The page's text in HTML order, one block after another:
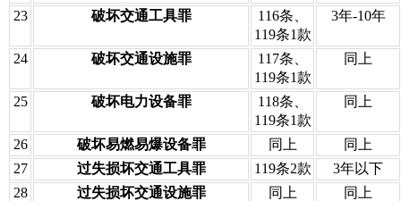
23
破坏交通工具罪
116条、
119条1款
3年-10年
24 破坏交通设施罪
117条、
119条1款
同上
25 破坏电力设备罪
118条、
119条1款
同上
26 破坏易燃易爆设备罪 同上
同上
27
过失损坏交通工具罪 119条2款
3年以下
28
过失损坏交通设施罪 同上
同上